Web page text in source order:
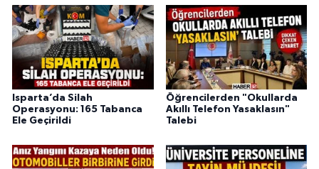
Isparta’da Silah
Operasyonu: 165 Tabanca
Ele Geçirildi
Öğrencilerden "Okullarda
Akıllı Telefon Yasaklasın"
Talebi